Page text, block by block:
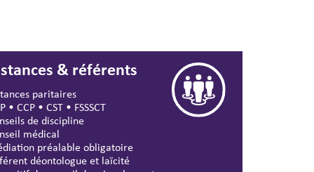
& référents
paritaires
• CCP • CST • FSSSCT
de discipline
médical
préalable obligatoire
déontologue et laïcité